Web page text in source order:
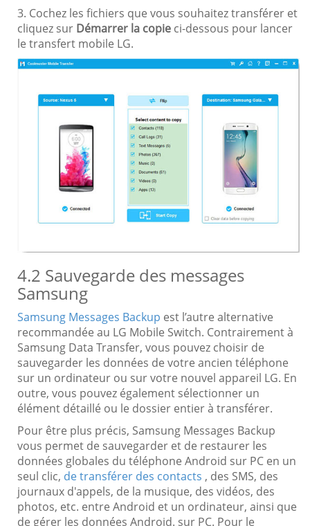
3. Cochez les fichiers que vous souhaitez transférer et
cliquez sur Démarrer la copie ci-dessous pour lancer
le transfert mobile LG.
4.2 Sauvegarde des messages
Samsung
Samsung Messages Backup est l’autre alternative
recommandée au LG Mobile Switch. Contrairement à
Samsung Data Transfer, vous pouvez choisir de
sauvegarder les données de votre ancien téléphone
sur un ordinateur ou sur votre nouvel appareil LG. En
outre, vous pouvez également sélectionner un
élément détaillé ou le dossier entier à transférer.
Pour être plus précis, Samsung Messages Backup
vous permet de sauvegarder et de restaurer les
données globales du téléphone Android sur PC en un
seul clic, de transférer des contacts , des SMS, des
journaux d'appels, de la musique, des vidéos, des
photos, etc. entre Android et un ordinateur, ainsi que
de gérer les données Android. sur PC. Pour le